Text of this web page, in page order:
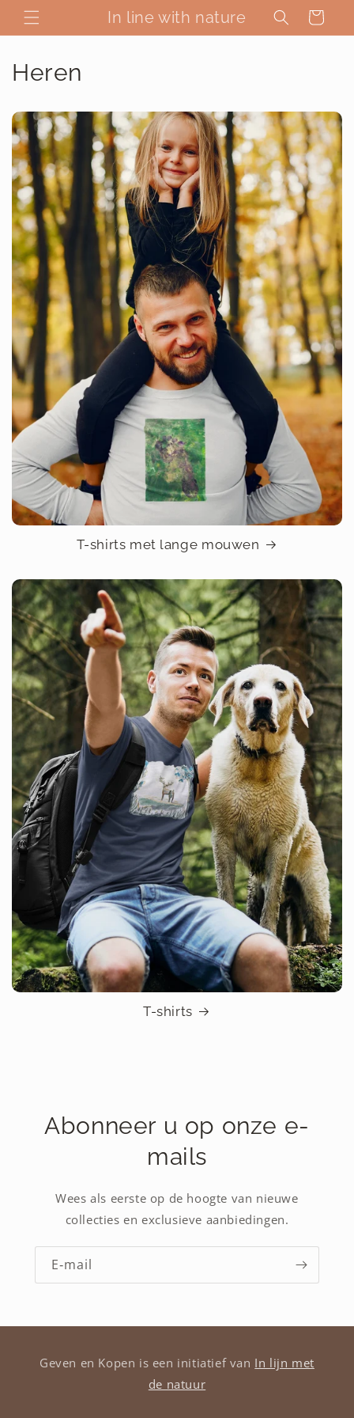
naar de
content
In line with nature Winkelwagen
Heren
T-shirts met lange mouwen
T-shirts
Abonneer u op onze e-
mails
Wees als eerste op de hoogte van nieuwe
collecties en exclusieve aanbiedingen.
E‑mail
Geven en Kopen is een initiatief van In lijn met
de natuur